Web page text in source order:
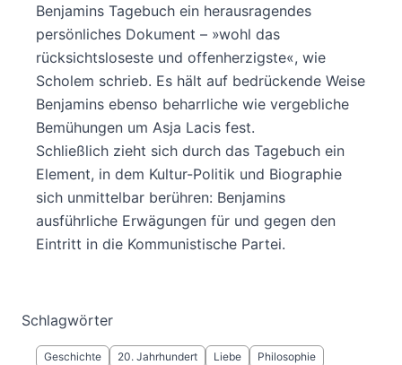
Benjamins Tagebuch ein herausragendes
persönliches Dokument – »wohl das
rücksichtsloseste und offenherzigste«, wie
Scholem schrieb. Es hält auf bedrückende Weise
Benjamins ebenso beharrliche wie vergebliche
Bemühungen um Asja Lacis fest.
Schließlich zieht sich durch das Tagebuch ein
Element, in dem Kultur-Politik und Biographie
sich unmittelbar berühren: Benjamins
ausführliche Erwägungen für und gegen den
Eintritt in die Kommunistische Partei.
Schlagwörter
Geschichte 20. Jahrhundert Liebe Philosophie